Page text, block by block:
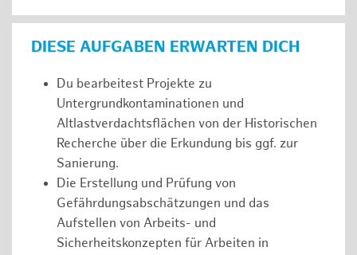
DIESE AUFGABEN ERWARTEN DICH
Du bearbeitest Projekte zu
Untergrundkontaminationen und
Altlastverdachtsflächen von der Historischen
Recherche über die Erkundung bis ggf. zur
Sanierung.
Die Erstellung und Prüfung von
Gefährdungsabschätzungen und das
Aufstellen von Arbeits- und
Sicherheitskonzepten für Arbeiten in